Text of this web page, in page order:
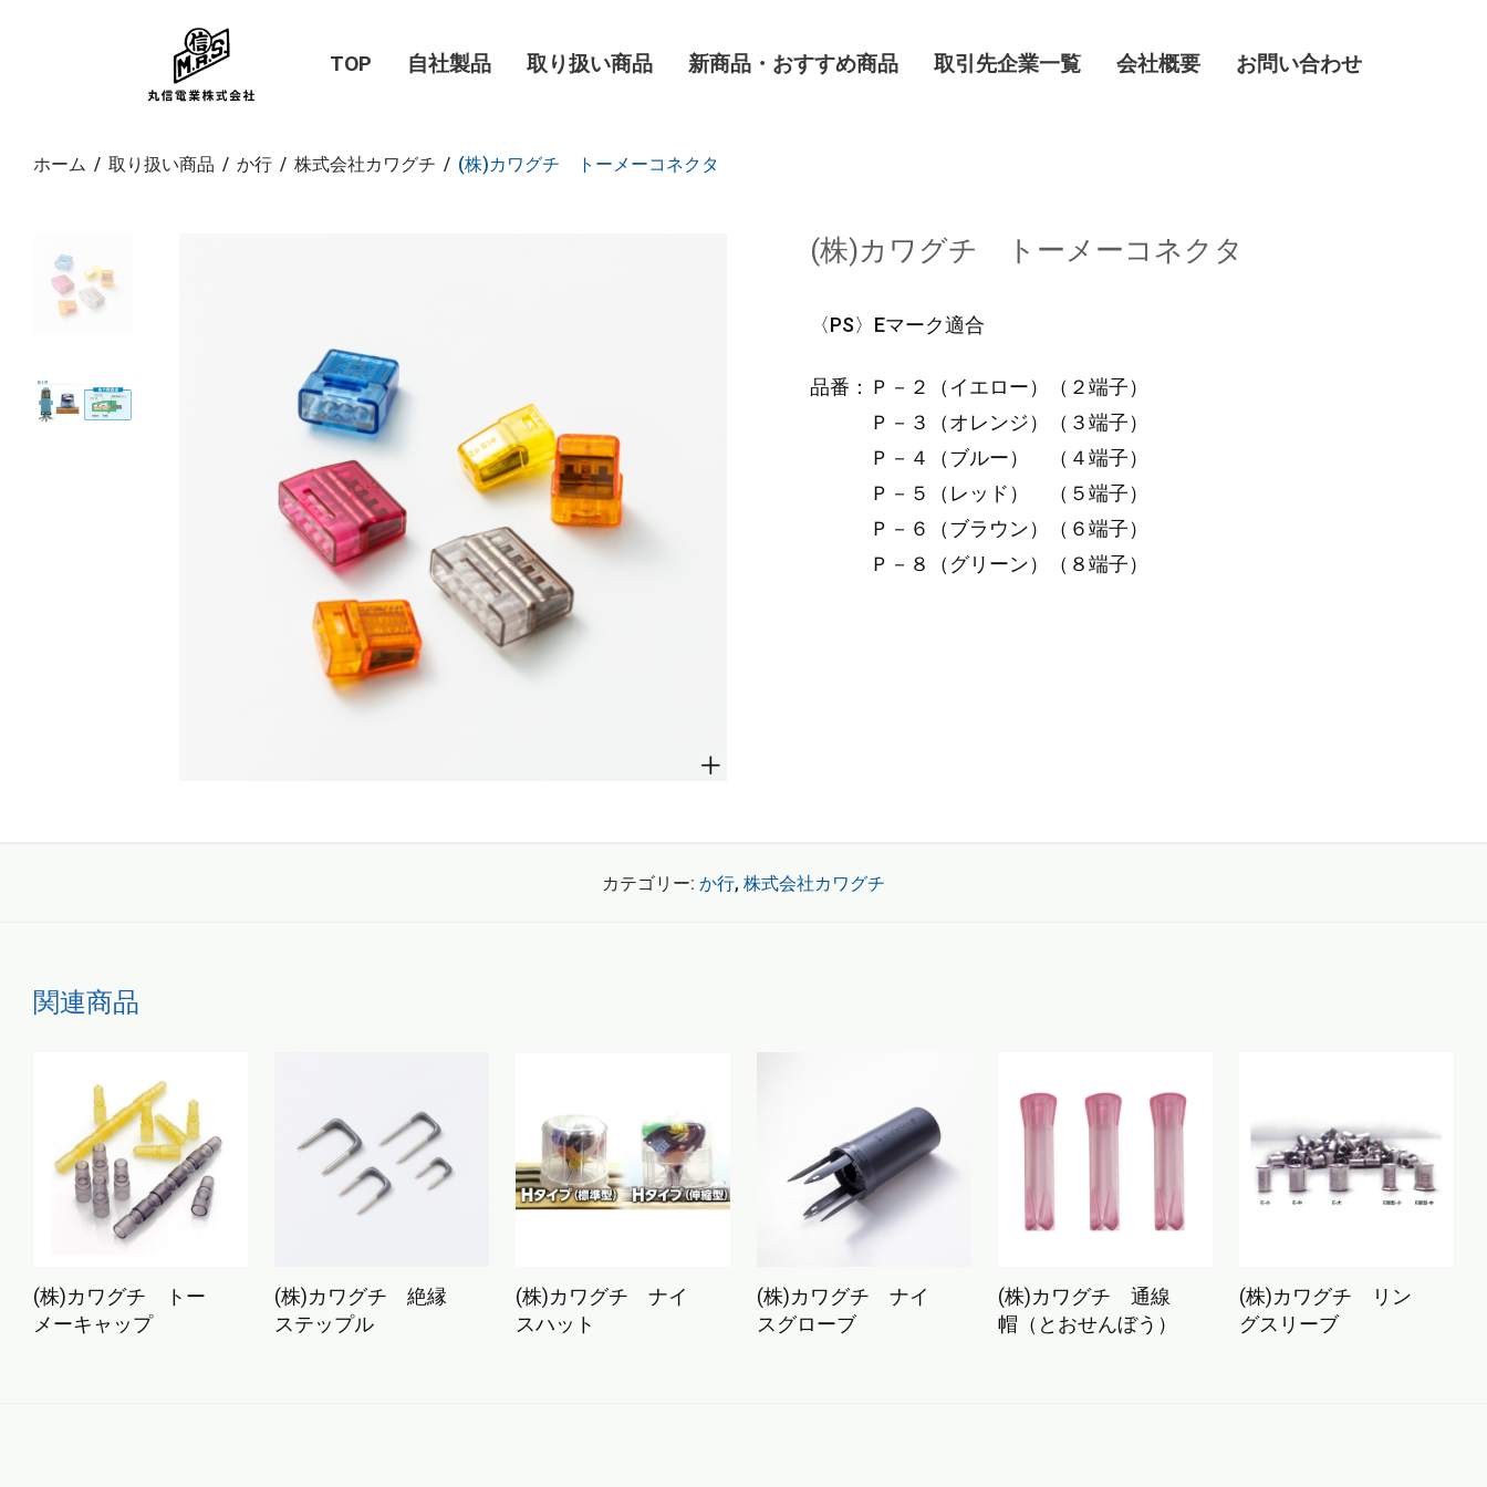
TOP 自社製品 取り扱い商品 新商品・おすすめ商品 取引先企業一覧 会社概要 お問い合わせ
ホーム / 取り扱い商品 / か行 / 株式会社カワグチ / (株)カワグチ トーメーコネクタ
(株)カワグチ トーメーコネクタ
〈PS〉Eマーク適合
品番：Ｐ－２（イエロー）（２端子）
Ｐ－３（オレンジ）（３端子）
Ｐ－４（ブルー） （４端子）
Ｐ－５（レッド） （５端子）
Ｐ－６（ブラウン）（６端子）
Ｐ－８（グリーン）（８端子）
カテゴリー: か行, 株式会社カワグチ
こちらもおすすめ…
(株)カワグチ トー
メーキャップ
(株)カワグチ 絶縁
ステップル
(株)カワグチ ナイ
スハット
(株)カワグチ ナイ
スグローブ
(株)カワグチ 通線
帽（とおせんぼう）
(株)カワグチ リン
グスリーブ